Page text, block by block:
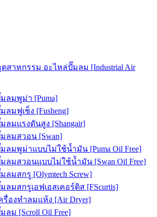
สาหกรรม อะไหล่ปั๊มลม [Industrial Air
ลมพูม่า [Puma]
ลมฟูเช็ง [Fusheng]
ลมแรงดันสูง [Shangair]
ลมสวอน [Swan]
ลมพูม่าแบบไม่ใช้น้ำมัน [Puma Oil Free]
ลมสวอนแบบไม่ใช้น้ำมัน [Swan Oil Free]
ลมสกรู [Olymtech Screw]
ลมสกรูเอฟเอสเคอร์ติส [FScurtis]
รื่องทำลมแห้ง [Air Dryer]
ลม [Scroll Oil Free]